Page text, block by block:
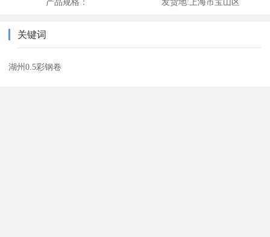
关键词
湖州0.5彩钢卷